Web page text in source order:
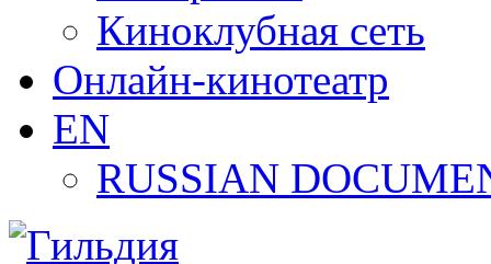
Киноклубная сеть
Онлайн-кинотеатр
EN
RUSSIAN